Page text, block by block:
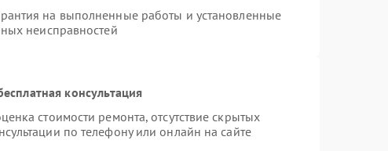
на выполненные работы и установленные
неисправностей
консультация
стоимости ремонта, отсутствие скрытых
по телефону или онлайн на сайте